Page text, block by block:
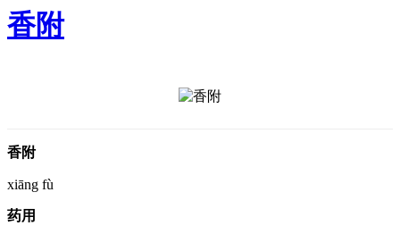
香附
香附
xiāng fù
药用